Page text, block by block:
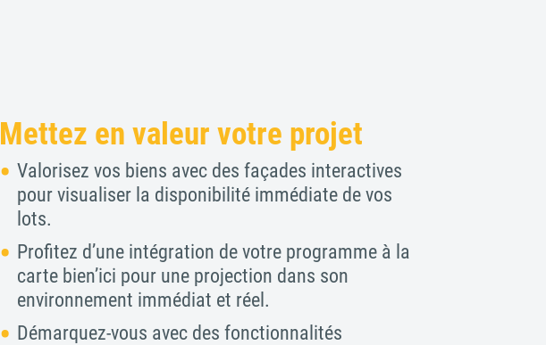
Mettez en valeur votre projet
Valorisez vos biens avec des façades interactives
pour visualiser la disponibilité immédiate de vos
lots.
Profitez d’une intégration de votre programme à la
carte bien’ici pour une projection dans son
environnement immédiat et réel.
Démarquez-vous avec des fonctionnalités